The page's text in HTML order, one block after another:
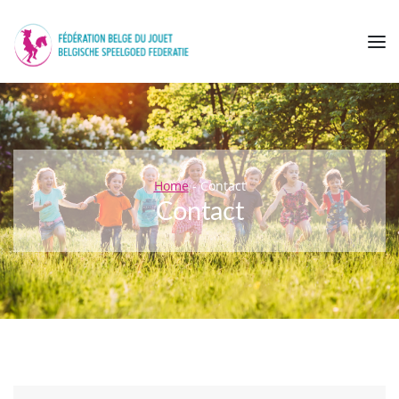
Home-Contact
Contact